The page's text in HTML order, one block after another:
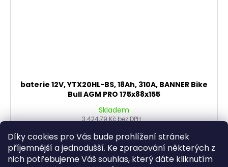
Díky cookies pro Vás bude prohlížení stránek
příjemnější a jednodušší. Ke zpracování některých z
nich potřebujeme Váš souhlas, který dáte kliknutím
baterie 12V, YTX20HL-BS, 18Ah, 310A, BANNER Bike
Bull AGM PRO 175x88x155
Skladem
3 424,79 Kč bez DPH
DO KOŠÍKU